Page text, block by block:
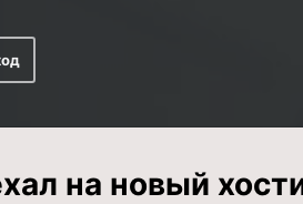
на новый